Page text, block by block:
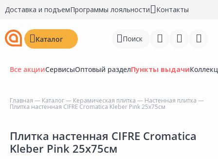
Доставка и подъемПрограммы лояльности Контакты
Каталог Поиск
Регистрация
Перейти к сравнению
Все акцииСервисыОптовый разделПункты выдачи
Главная — Каталог— Керамическая плитка — Настенная плитка —
Плитка настенная CIFRE Cromatica Kleber Pink 25х75см
Плитка настенная CIFRE Cromatica
Kleber Pink 25х75см